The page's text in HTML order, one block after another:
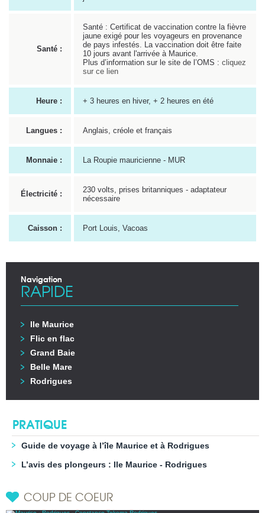
Santé :
Santé : Certificat de vaccination contre la fièvre
jaune exigé pour les voyageurs en provenance
de pays infestés. La vaccination doit être faite
10 jours avant l'arrivée à Maurice.
Plus d’information sur le site de l’OMS : cliquez
sur ce lien
Heure : + 3 heures en hiver, + 2 heures en été
Langues : Anglais, créole et français
Monnaie : La Roupie mauricienne - MUR
Électricité :
230 volts, prises britanniques - adaptateur
nécessaire
Caisson : Port Louis, Vacoas
Navigation
RAPIDE
Ile Maurice
Flic en flac
Grand Baie
Belle Mare
Rodrigues
PRATIQUE
Guide de voyage à l’île Maurice et à Rodrigues
L’avis des plongeurs : Ile Maurice - Rodrigues
COUP DE COEUR